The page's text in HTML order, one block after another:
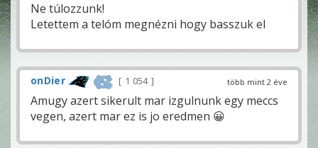
Ne túlozzunk!
Letettem a telóm megnézni hogy basszuk el
több mint 2 éve
onDier 1 054
Amugy azert sikerult mar izgulnunk egy meccs
vegen, azert mar ez is jo eredmen 😀